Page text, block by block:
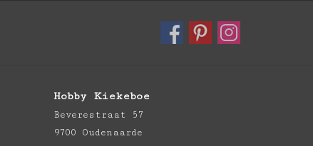
Hobby Kiekeboe
Beverestraat 57
9700 Oudenaarde